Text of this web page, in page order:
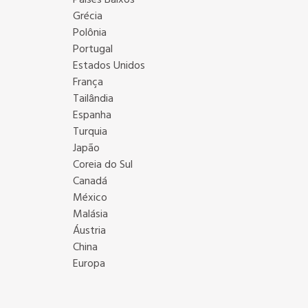
Grécia
Polônia
Portugal
Estados Unidos
França
Tailândia
Espanha
Turquia
Japão
Coreia do Sul
Canadá
México
Malásia
Áustria
China
Europa